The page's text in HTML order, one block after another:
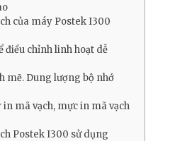
của máy Postek I300
điều chỉnh linh hoạt dễ
mẽ. Dung lượng bộ nhớ
in mã vạch, mực in mã vạch
Postek I300 sử dụng